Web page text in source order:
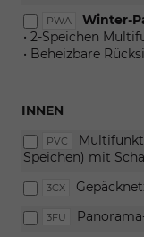
PWA
Winter-
• 2-Speichen
• Beheizbare
INNEN
PVC
Speichen) mit
3CX
3FU